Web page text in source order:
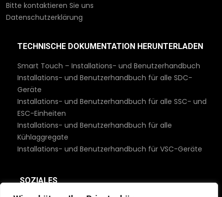
Bitte kontaktieren Sie uns
Datenschutzerklärung
TECHNISCHE DOKUMENTATION HERUNTERLADEN
Smart Touch – Installations- und Benutzerhandbuch
Installations- und Benutzerhandbuch für alle SDC-
Geräte
Installations- und Benutzerhandbuch für alle SSC- und
ESC-Einheiten
Installations- und Benutzerhandbuch für alle
Kühlaggregate
Installations- und Benutzerhandbuch für VSC-Geräte
SOZIALES